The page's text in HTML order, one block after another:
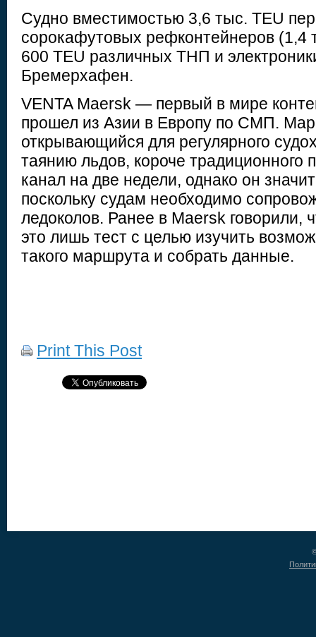
Судно вместимостью 3,6 тыс. TEU
сорокафутовых рефконтейнеров (1,4
600 TEU различных ТНП и
Бремерхафен.
VENTA Maersk — первый в мире
прошел из Азии в Европу по СМП.
открывающийся для регулярного
таянию льдов, короче традиционного
канал на две недели, однако он
поскольку судам необходимо
ледоколов. Ранее в Maersk говорили,
это лишь тест с целью изучить
такого маршрута и собрать данные.
Print This Post